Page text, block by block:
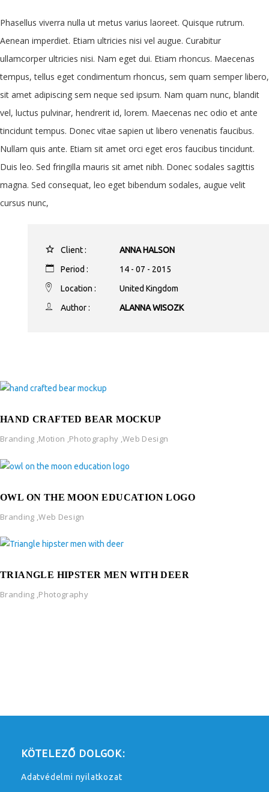
Phasellus viverra nulla ut metus varius laoreet. Quisque rutrum.
Aenean imperdiet. Etiam ultricies nisi vel augue. Curabitur
ullamcorper ultricies nisi. Nam eget dui. Etiam rhoncus. Maecenas
tempus, tellus eget condimentum rhoncus, sem quam semper libero,
sit amet adipiscing sem neque sed ipsum. Nam quam nunc, blandit
vel, luctus pulvinar, hendrerit id, lorem. Maecenas nec odio et ante
tincidunt tempus. Donec vitae sapien ut libero venenatis faucibus.
Nullam quis ante. Etiam sit amet orci eget eros faucibus tincidunt.
Duis leo. Sed fringilla mauris sit amet nibh. Donec sodales sagittis
magna. Sed consequat, leo eget bibendum sodales, augue velit
cursus nunc,
Client :
ANNA HALSON
Period :
14 - 07 - 2015
Location :
United Kingdom
Author :
ALANNA WISOZK
HAND CRAFTED BEAR MOCKUP
Branding ,Motion ,Photography ,Web Design
OWL ON THE MOON EDUCATION LOGO
Branding ,Web Design
TRIANGLE HIPSTER MEN WITH DEER
Branding ,Photography
KÖTELEZŐ DOLGOK:
Adatvédelmi nyilatkozat